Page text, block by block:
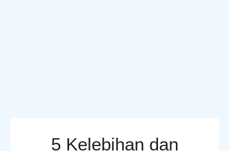
5 Kelebihan dan